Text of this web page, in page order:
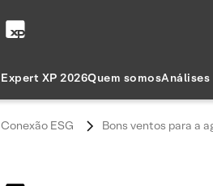
Expert XP 2026Quem somosAnálises
Conexão ESG Bons ventos para a